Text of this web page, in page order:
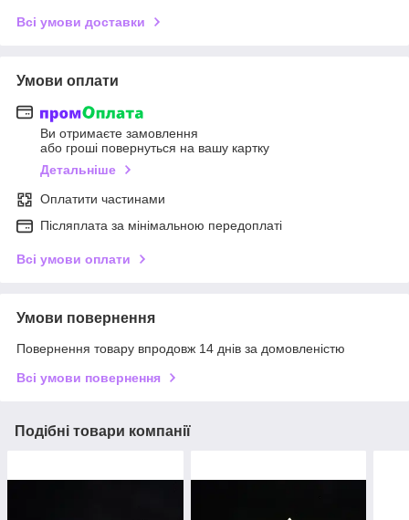
Всі умови доставки
Умови оплати
Ви отримаєте замовлення
або гроші повернуться на вашу картку
Детальніше
Оплатити частинами
Післяплата за мінімальною передоплаті
Всі умови оплати
Умови повернення
Повернення товару впродовж 14 днів за домовленістю
Всі умови повернення
Подібні товари компанії